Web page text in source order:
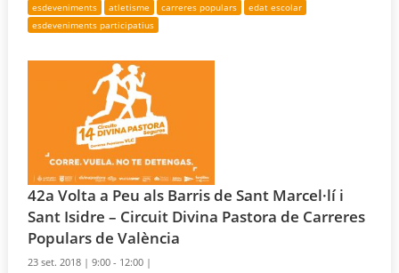
esdeveniments atletisme carreres populars
edat escolar
esdeveniments participatius
42a Volta a Peu als Barris de Sant Marcel·lí i
Sant Isidre – Circuit Divina Pastora de Carreres
Populars de València
23 set. 2018 |9:00 - 12:00 |